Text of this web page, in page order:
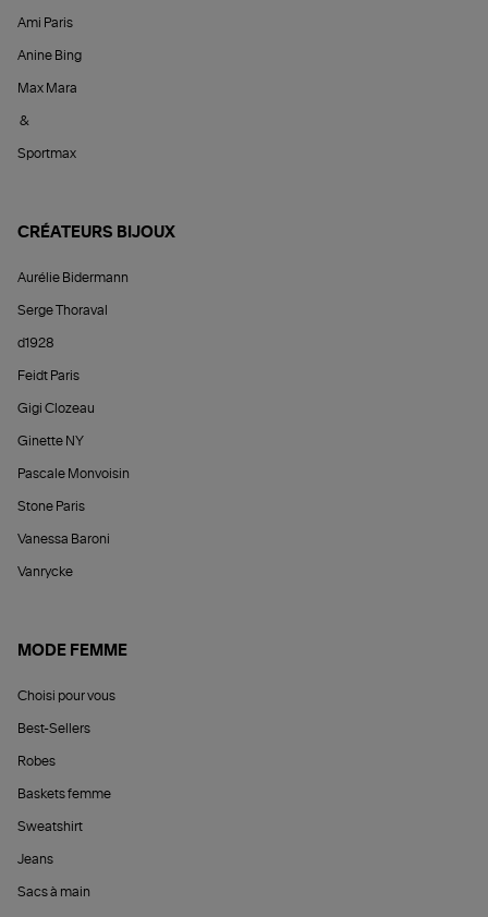
Ami Paris
Anine Bing
Max Mara
&
Sportmax
CRÉATEURS BIJOUX
Aurélie Bidermann
Serge Thoraval
d1928
Feidt Paris
Gigi Clozeau
Ginette NY
Pascale Monvoisin
Stone Paris
Vanessa Baroni
Vanrycke
MODE FEMME
Choisi pour vous
Best-Sellers
Robes
Baskets femme
Sweatshirt
Jeans
Sacs à main